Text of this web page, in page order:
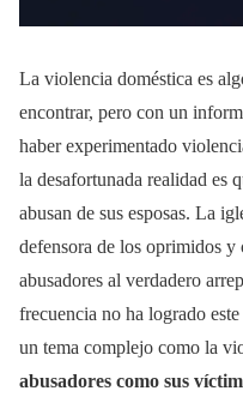
La violencia doméstica es
encontrar, pero con un
haber experimentado
la desafortunada realidad es
abusan de sus esposas. La
defensora de los oprimidos
abusadores al verdadero
frecuencia no ha logrado
un tema complejo como la
abusadores como sus